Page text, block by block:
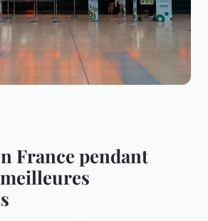
France pendant